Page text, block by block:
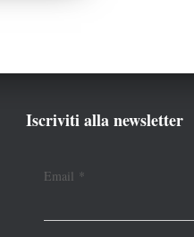
Iscriviti alla newsletter
Email *